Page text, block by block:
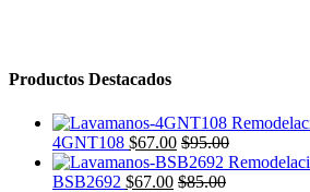
Productos Destacados
4GNT108 $67.00 $95.00
BSB2692 $67.00 $85.00